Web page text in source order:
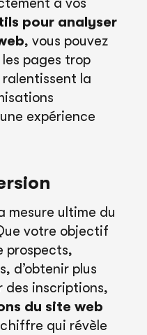
à vos
pour analyser
, vous pouvez
pages trop
ralentissent la
expérience
mesure ultime du
votre objectif
prospects,
d’obtenir plus
des inscriptions,
du site web
chiffre qui révèle